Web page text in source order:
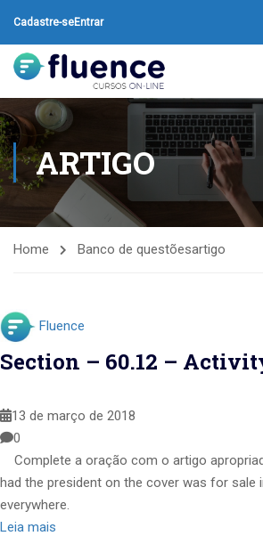
Cadastre-seEntrar
ARTIGO
Home Banco de questõesartigo
Fluence
Section – 60.12 –
13 de março de 2018
0
Complete a oração com o artigo
had the president on the cover was for sale
everywhere.
Leia mais